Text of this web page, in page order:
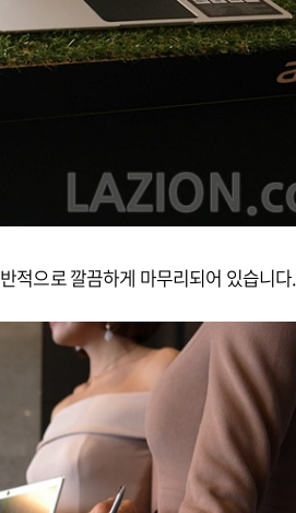
적으로 깔끔하게 마무리되어 있습니다.